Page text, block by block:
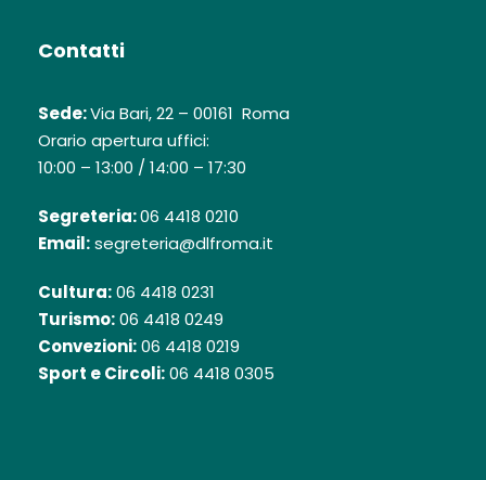
Contatti
Sede:Via Bari, 22 – 00161 Roma
Orario apertura uffici:
10:00 – 13:00 / 14:00 – 17:30
Segreteria:06 4418 0210
Email:segreteria@dlfroma.it
Cultura:06 4418 0231
Turismo:06 4418 0249
Convezioni:06 4418 0219
Sport e Circoli:06 4418 0305